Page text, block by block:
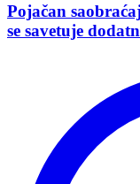
Pojačan
se savetuje